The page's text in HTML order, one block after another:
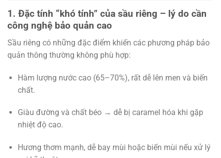
1. Đặc tính “khó tính” của sầu riêng – lý do cần
công nghệ bảo quản cao
Sầu riêng có những đặc điểm khiến các phương pháp bảo
quản thông thường không phù hợp:
Hàm lượng nước cao (65–70%), rất dễ lên men và biến
chất.
Giàu đường và chất béo → dễ bị caramel hóa khi gặp
nhiệt độ cao.
Hương thơm mạnh, dễ bay mùi hoặc biến mùi nếu xử lý